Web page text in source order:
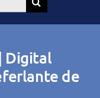
Digital
de